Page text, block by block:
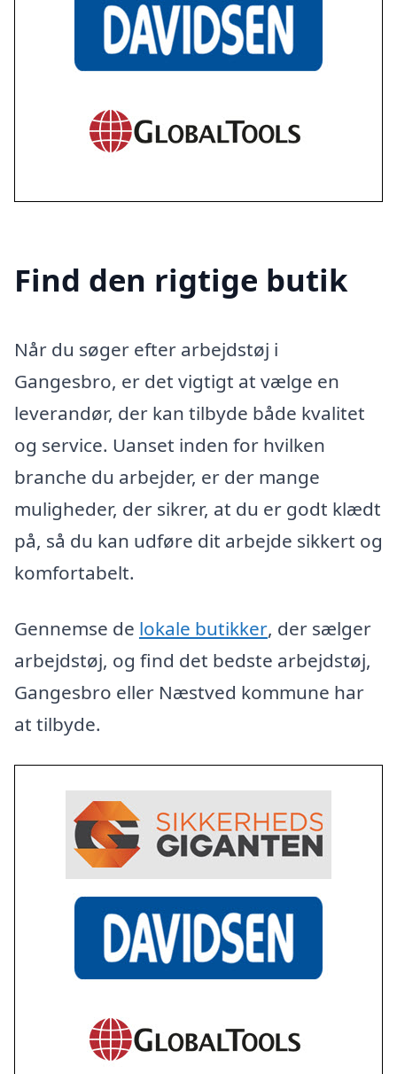
Find den rigtige butik
Når du søger efter arbejdstøj i
Gangesbro, er det vigtigt at vælge en
leverandør, der kan tilbyde både kvalitet
og service. Uanset inden for hvilken
branche du arbejder, er der mange
muligheder, der sikrer, at du er godt klædt
på, så du kan udføre dit arbejde sikkert og
komfortabelt.
Gennemse de lokale butikker, der sælger
arbejdstøj, og find det bedste arbejdstøj,
Gangesbro eller Næstved kommune har
at tilbyde.